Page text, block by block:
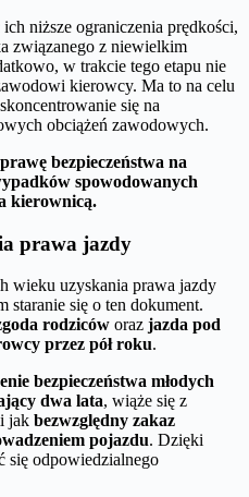
niższe ograniczenia prędkości,
związanego z niewielkim
w trakcie tego etapu nie
kierowcy. Ma to na celu
się na
obciążeń zawodowych.
bezpieczeństwa na
spowodowanych
kierownicą.
prawa jazdy
wieku uzyskania prawa jazdy
się o ten dokument.
rodziców oraz jazda pod
przez pół roku.
bezpieczeństwa młodych
dwa lata, wiąże się z
jak bezwzględny zakaz
pojazdu. Dzięki
się odpowiedzialnego